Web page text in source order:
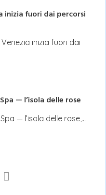
inizia fuori dai percorsi
inizia fuori dai
— l’isola delle rose
— l’isola delle rose,…